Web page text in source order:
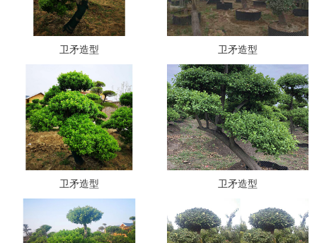
卫矛造型 卫矛造型
卫矛造型 卫矛造型